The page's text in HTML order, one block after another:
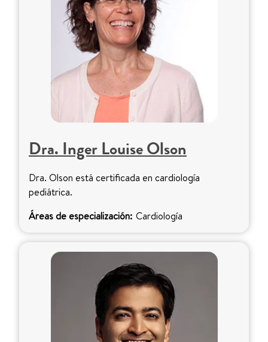
Dra. Inger Louise Olson
Dra. Olson está certificada en cardiología
pediátrica.
Áreas de especialización: Cardiología